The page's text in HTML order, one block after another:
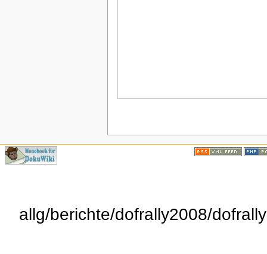
allg/berichte/dofrally2008/